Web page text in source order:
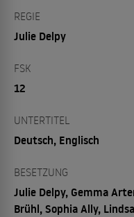
REGIE
Julie Delpy
FSK
12
UNTERTITEL
Deutsch, Englisch
BESETZUNG
Julie Delpy, Gemma
Brühl, Sophia Ally,